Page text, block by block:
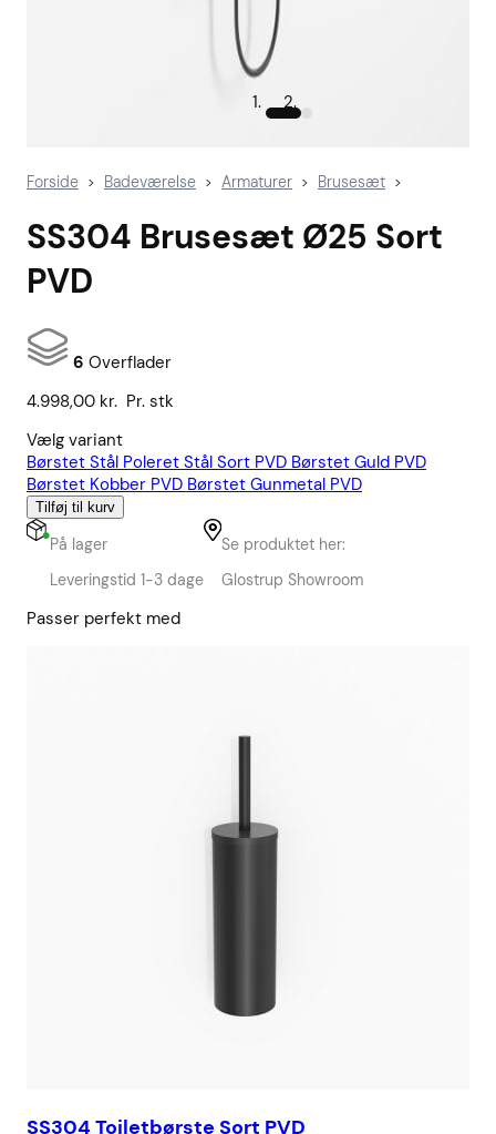
Forside > Badeværelse > Armaturer > Brusesæt >
SS304 Brusesæt Ø25 Sort
PVD
6 Overflader
4.998,00 kr. Pr. stk
Vælg variant
Børstet Stål Poleret Stål Sort PVD Børstet Guld PVD
Børstet Kobber PVD Børstet Gunmetal PVD
Tilføj til kurv
På lager
Leveringstid 1-3 dage
Se produktet her:
Glostrup Showroom
Passer perfekt med
SS304 Toiletbørste Sort PVD